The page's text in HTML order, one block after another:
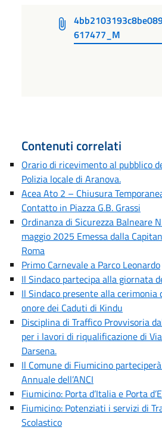
617477_M
Contenuti correlati
Orario di ricevimento al pubblico
Polizia locale di Aranova.
Acea Ato 2 – Chiusura
Contatto in Piazza G.B. Grassi
Ordinanza di Sicurezza Balneare
maggio 2025 Emessa dalla
Roma
Primo Carnevale a Parco Leonardo
Il Sindaco partecipa alla giornata
Il Sindaco presente alla
onore dei Caduti di Kindu
Disciplina di Traffico Provvisoria
per i lavori di riqualificazione di
Darsena.
Il Comune di Fiumicino
Annuale dell’ANCI
Fiumicino: Porta d’Italia e Porta
Fiumicino: Potenziati i servizi di
Scolastico